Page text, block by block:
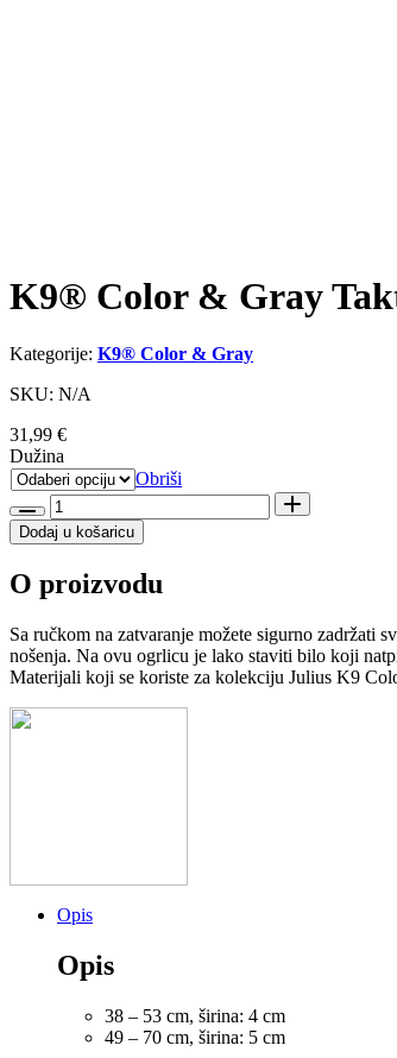
K9® Color & Gray
Kategorije: K9® Color & Gray
SKU: N/A
31,99 €
Dužina
Obriši
K9®
Color
&
Taktička
s
ručkom
Roza
količina
Dodaj u košaricu
O proizvodu
Sa ručkom na zatvaranje možete sigurno zadržati
nošenja. Na ovu ogrlicu je lako staviti bilo koji
Materijali koji se koriste za kolekciju Julius K9
Opis
Opis
38 – 53 cm, širina: 4 cm
49 – 70 cm, širina: 5 cm